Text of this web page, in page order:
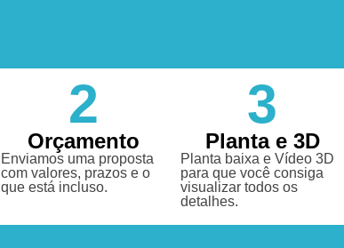
2
Orçamento
Enviamos uma proposta
com valores, prazos e o
que está incluso.
3
Planta e 3D
Planta baixa e Vídeo 3D
para que você consiga
visualizar todos os
detalhes.